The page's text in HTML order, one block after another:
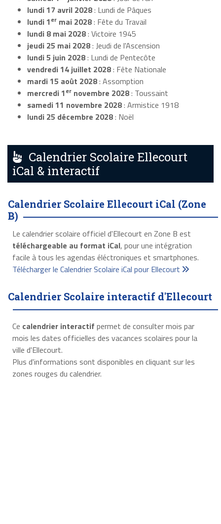
lundi 17 avril 2028: Lundi de Pâques
lundi 1er mai 2028: Fête du Travail
lundi 8 mai 2028: Victoire 1945
jeudi 25 mai 2028: Jeudi de l'Ascension
lundi 5 juin 2028: Lundi de Pentecôte
vendredi 14 juillet 2028: Fête Nationale
mardi 15 août 2028: Assomption
mercredi 1er novembre 2028: Toussaint
samedi 11 novembre 2028: Armistice 1918
lundi 25 décembre 2028: Noël
Calendrier Scolaire Ellecourt
iCal & interactif
Calendrier Scolaire Ellecourt iCal (Zone
B)
Le calendrier scolaire officiel d'Ellecourt en Zone B est
téléchargeable au format iCal, pour une intégration
facile à tous les agendas éléctroniques et smartphones.
Télécharger le Calendrier Scolaire iCal pour Ellecourt
Calendrier Scolaire interactif d'Ellecourt
Ce calendrier interactif permet de consulter mois par
mois les dates officielles des vacances scolaires pour la
ville d'Ellecourt.
Plus d'informations sont disponibles en cliquant sur les
zones rouges du calendrier.